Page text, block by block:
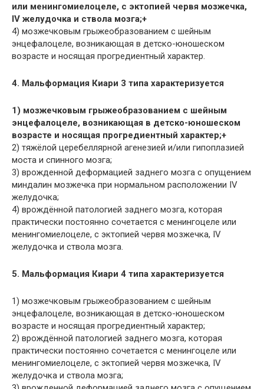
или менингомиелоцеле, с эктопией червя мозжечка,
IV желудочка и ствола мозга;+
4) мозжечковым грыжеобразованием с шейным
энцефалоцеле, возникающая в детско-юношеском
возрасте и носящая прогредиентный характер.
4. Мальформация Киари 3 типа характеризуется
1) мозжечковым грыжеобразованием с шейным
энцефалоцеле, возникающая в детско-юношеском
возрасте и носящая прогредиентный характер;+
2) тяжёлой церебеллярной агенезией и/или гипоплазией
моста и спинного мозга;
3) врожденной деформацией заднего мозга с опущением
миндалин мозжечка при нормальном расположении IV
желудочка;
4) врождённой патологией заднего мозга, которая
практически постоянно сочетается с менингоцеле или
менингомиелоцеле, с эктопией червя мозжечка, IV
желудочка и ствола мозга.
5. Мальформация Киари 4 типа характеризуется
1) мозжечковым грыжеобразованием с шейным
энцефалоцеле, возникающая в детско-юношеском
возрасте и носящая прогредиентный характер;
2) врождённой патологией заднего мозга, которая
практически постоянно сочетается с менингоцеле или
менингомиелоцеле, с эктопией червя мозжечка, IV
желудочка и ствола мозга;